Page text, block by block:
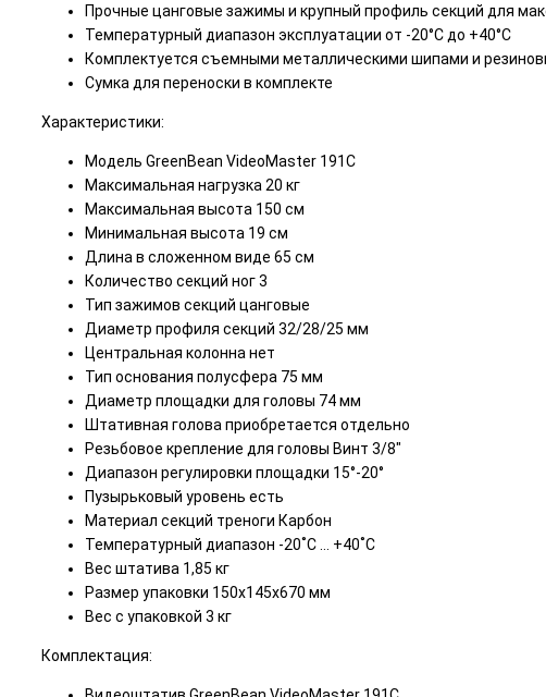
Прочные цанговые зажимы и крупный профиль секций для
Температурный диапазон эксплуатации от -20°C до +40°C
Комплектуется съемными металлическими шипами и
Сумка для переноски в комплекте
Характеристики:
Модель GreenBean VideoMaster 191C
Максимальная нагрузка 20 кг
Максимальная высота 150 см
Минимальная высота 19 см
Длина в сложенном виде 65 см
Количество секций ног 3
Тип зажимов секций цанговые
Диаметр профиля секций 32/28/25 мм
Центральная колонна нет
Тип основания полусфера 75 мм
Диаметр площадки для головы 74 мм
Штативная голова приобретается отдельно
Резьбовое крепление для головы Винт 3/8"
Диапазон регулировки площадки 15°-20°
Пузырьковый уровень есть
Материал секций треноги Карбон
Температурный диапазон -20˚С … +40˚С
Вес штатива 1,85 кг
Размер упаковки 150х145х670 мм
Вес с упаковкой 3 кг
Комплектация: